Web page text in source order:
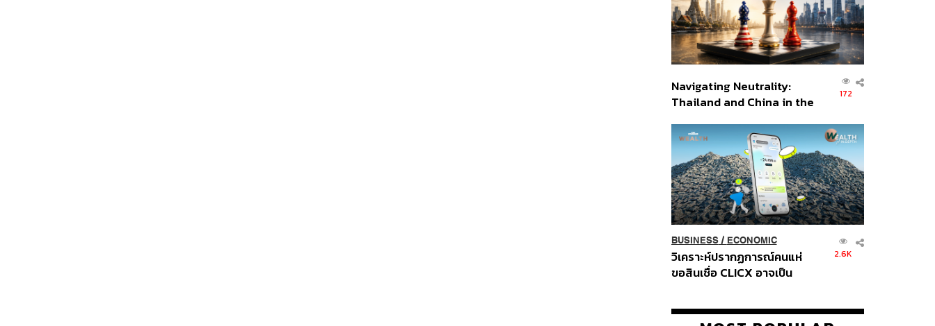
Navigating Neutrality:
Thailand and China in the
Order
172
BUSINESS/ ECONOMIC
วิเคราะห์ปรากฏการณ์คนแห่
ขอสินเชื่อ CLICX อาจเป็น
ปัญหาหนี้ครัวเรือนไทยที่ถูกซุก
2.6K